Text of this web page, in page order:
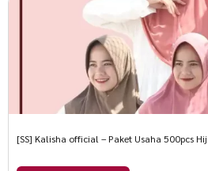
[SS] Kalisha official – Paket Usaha 500pcs